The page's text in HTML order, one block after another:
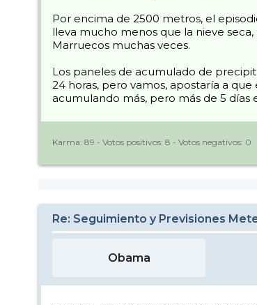
Por encima de 2500 metros, el
lleva mucho menos que la nieve
Marruecos muchas veces.
Los paneles de acumulado de
24 horas, pero vamos, apostaría a
acumulando más, pero más de 5 días
Karma: 89 - Votos positivos: 8 - Votos negativos: 0
Re: Seguimiento y Previsiones
Obama